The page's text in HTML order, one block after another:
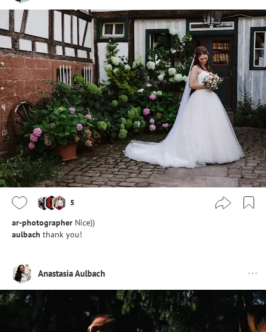
5
ar-photographer Nice))
aulbach thank you!
Anastasia Aulbach